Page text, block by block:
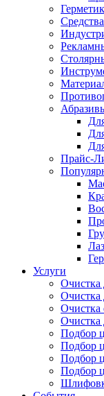
Прайс-
Услуги
Очистка
Очистка
Очистка
Очистка
Подбор
Подбор
Подбор
Подбор